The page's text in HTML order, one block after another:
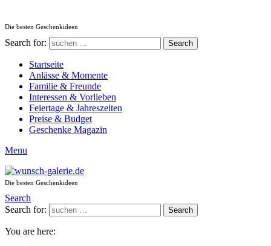
Die besten Geschenkideen
Search for: Search
Startseite
Anlässe & Momente
Familie & Freunde
Interessen & Vorlieben
Feiertage & Jahreszeiten
Preise & Budget
Geschenke Magazin
Menu
Die besten Geschenkideen
Search
Search for:
Search
You are here: